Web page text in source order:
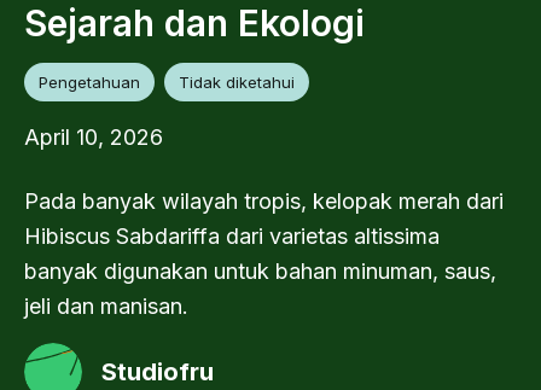
Sejarah dan Ekologi
Pengetahuan Tidak diketahui
April 10, 2026
Pada banyak wilayah tropis, kelopak merah dari
Hibiscus Sabdariffa dari varietas altissima
banyak digunakan untuk bahan minuman, saus,
jeli dan manisan.
Studiofru